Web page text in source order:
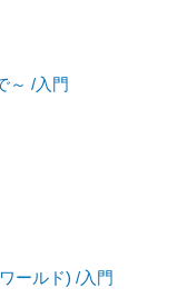
～ /入門
ールド) /入門